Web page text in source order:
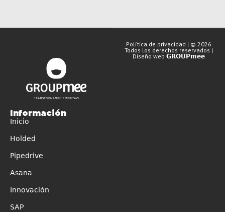
Información
Inicio
Holded
Pipedrive
Asana
Innovación
SAP
Política de privacidad | © 2026
Todos los derechos reservados |
Diseño web GROUPmee